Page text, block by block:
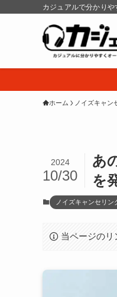
カジュアルで分かり
ホーム ノイズキャン
あ
を
2024
10/30
ノイズキャンセリン
当ページのリ